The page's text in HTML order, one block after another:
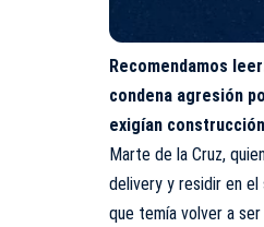
Recomendamos
condena agresión
exigían
Marte de la Cruz,
delivery y residir en
que temía volver a